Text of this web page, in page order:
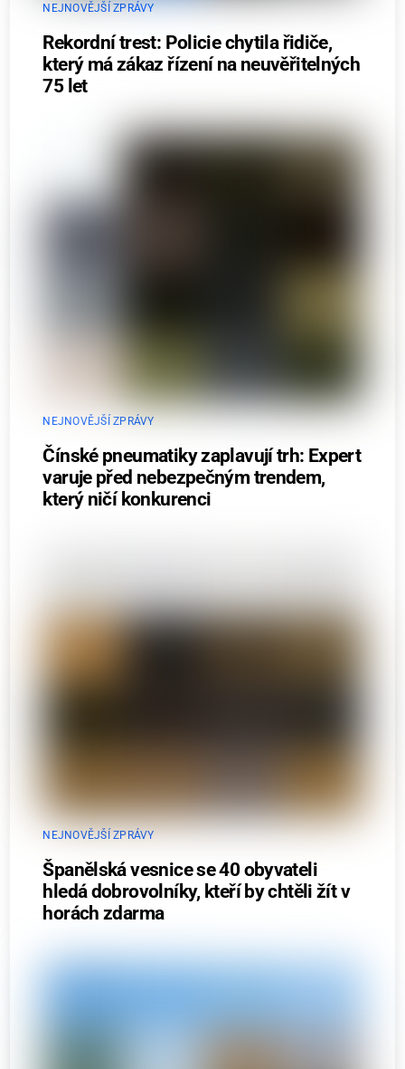
NEJNOVĚJŠÍ ZPRÁVY
Rekordní trest: Policie chytila řidiče,
který má zákaz řízení na neuvěřitelných
75 let
NEJNOVĚJŠÍ ZPRÁVY
Čínské pneumatiky zaplavují trh: Expert
varuje před nebezpečným trendem,
který ničí konkurenci
NEJNOVĚJŠÍ ZPRÁVY
Španělská vesnice se 40 obyvateli
hledá dobrovolníky, kteří by chtěli žít v
horách zdarma